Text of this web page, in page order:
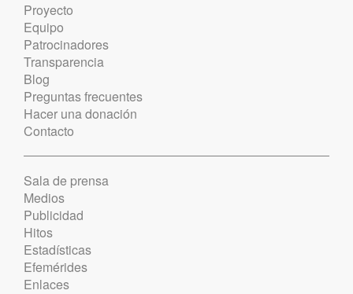
Proyecto
Equipo
Patrocinadores
Transparencia
Blog
Preguntas frecuentes
Hacer una donación
Contacto
Sala de prensa
Medios
Publicidad
Hitos
Estadísticas
Efemérides
Enlaces